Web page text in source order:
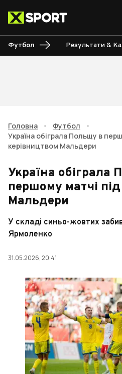
Футбол Результати &
Головна • Футбол
•
Україна обіграла Польщу в
керівництвом Мальдери
Україна обіграла
першому матчі
Мальдери
У складі синьо-жовтих
Ярмоленко
31.05.2026, 20:41